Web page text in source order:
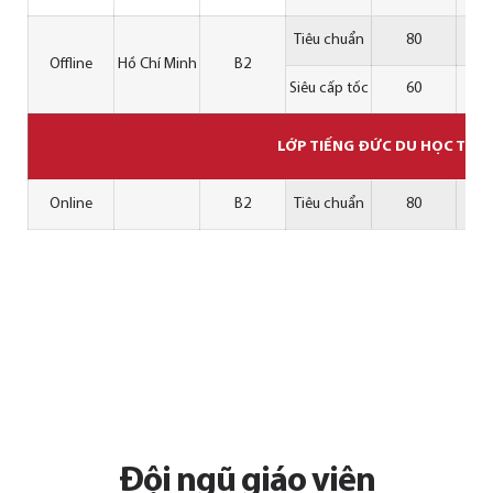
Offline Hồ Chí Minh B2
Tiêu chuẩn 80
Siêu cấp tốc 60
LỚP TIẾNG ĐỨC DU HỌC
Online B2 Tiêu chuẩn 80
Đội ngũ giáo viên